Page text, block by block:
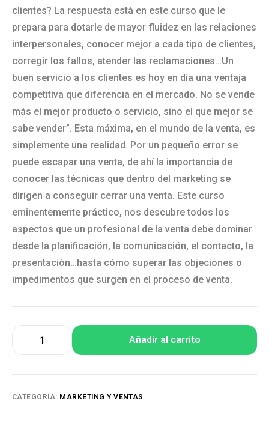
clientes? La respuesta está en este curso que le
prepara para dotarle de mayor fluidez en las relaciones
interpersonales, conocer mejor a cada tipo de clientes,
corregir los fallos, atender las reclamaciones…Un
buen servicio a los clientes es hoy en día una ventaja
competitiva que diferencia en el mercado. No se vende
más el mejor producto o servicio, sino el que mejor se
sabe vender”. Esta máxima, en el mundo de la venta, es
simplemente una realidad. Por un pequeño error se
puede escapar una venta, de ahí la importancia de
conocer las técnicas que dentro del marketing se
dirigen a conseguir cerrar una venta. Este curso
eminentemente práctico, nos descubre todos los
aspectos que un profesional de la venta debe dominar
desde la planificación, la comunicación, el contacto, la
presentación…hasta cómo superar las objeciones o
impedimentos que surgen en el proceso de venta.
Añadir al carrito
CATEGORÍA: MARKETING Y VENTAS